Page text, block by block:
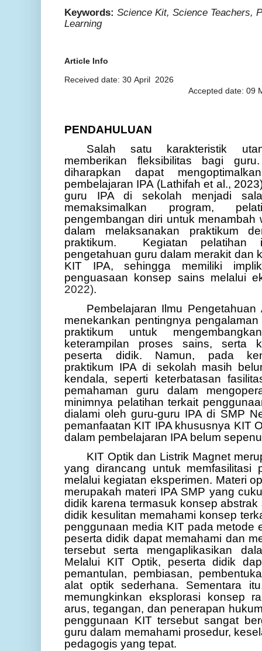
Keywords: Science Kit, Science Teachers,
Learning
Article Info
Received date: 30 April
2026
Accepted date: 09
PENDAHULUAN
Salah satu karakteristik
memberikan fleksibilitas bagi
diharapkan dapat
pembelajaran IPA (Lathifah et al.,
guru IPA di sekolah menjadi
memaksimalkan program,
pengembangan diri untuk
dalam melaksanakan praktikum
praktikum.
Kegiatan pelatihan
pengetahuan guru dalam merakit dan
KIT IPA, sehingga memiliki
penguasaan konsep sains melalui
2022).
Pembelajaran Ilmu
menekankan pentingnya
praktikum untuk
keterampilan proses sains, serta
peserta didik. Namun, pada
praktikum IPA di sekolah masih
kendala, seperti keterbatasan
pemahaman guru dalam
minimnya pelatihan terkait
dialami oleh guru-guru IPA di SMP
pemanfaatan KIT IPA khususnya KIT
dalam pembelajaran IPA belum
KIT Optik dan Listrik Magnet
yang dirancang untuk memfasilitasi
melalui kegiatan eksperimen. Materi
merupakah materi IPA SMP yang
didik karena termasuk konsep
didik kesulitan memahami konsep
penggunaan media KIT pada metode
peserta didik dapat memahami dan
tersebut serta mengaplikasikan
Melalui KIT Optik, peserta didik
pemantulan, pembiasan,
alat optik sederhana. Sementara
memungkinkan eksplorasi konsep
arus, tegangan, dan penerapan
penggunaan KIT tersebut sangat
guru dalam memahami prosedur,
pedagogis yang tepat.